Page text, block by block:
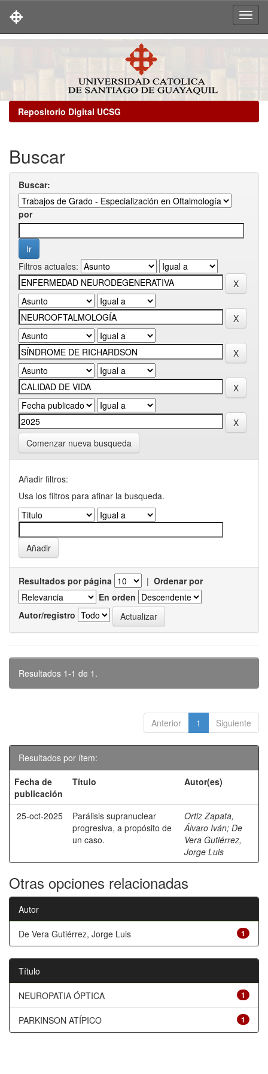
Repositorio Digital UCSG
Buscar
Buscar:
por
Filtros actuales:
Comenzar nueva busqueda
Añadir filtros:
Usa los filtros para afinar la busqueda.
Resultados por página | Ordenar por
En orden
Autor/registro
Resultados 1-1 de 1.
Anterior 1 Siguiente
Resultados por ítem:
Fecha de
publicación
Título Autor(es)
25-oct-2025
Parálisis supranuclear
progresiva, a propósito de
un caso.
Ortiz Zapata,
Álvaro Iván; De
Vera Gutiérrez,
Jorge Luis
Otras opciones relacionadas
Autor
1
De Vera Gutiérrez, Jorge Luis
Título
1
NEUROPATIA ÓPTICA
1
PARKINSON ATÍPICO